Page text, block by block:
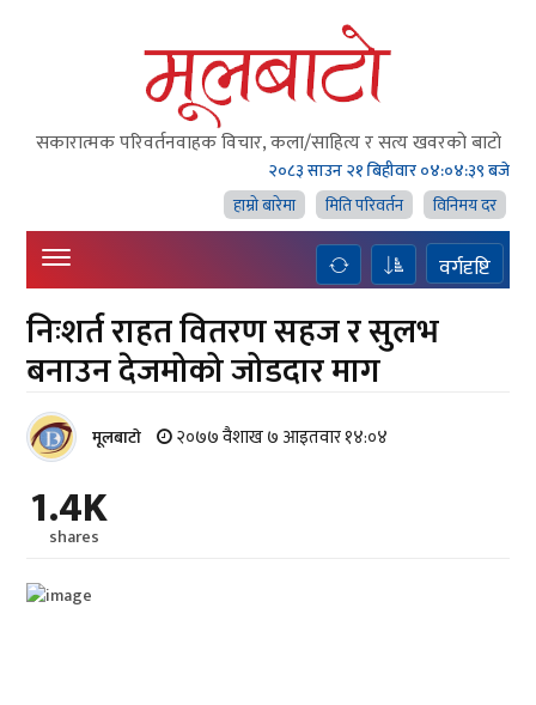
सकारात्मक परिवर्तनवाहक विचार, कला/साहित्य र सत्य खवरको बाटाे
२०८३ साउन २१ बिहीवार०४:०४:४० बजे
हाम्राे बारेमा
मिति परिवर्तन विनिमय दर
वर्गदृष्टि
निःशर्त राहत वितरण सहज र सुलभ
बनाउन देजमोको जोडदार माग
मूलबाटाे २०७७ वैशाख ७ आइतवार १४:०४
1.4K
shares